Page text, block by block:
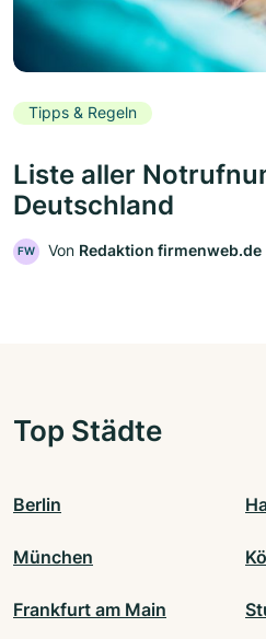
Tipps & Regeln
Liste aller
Deutschland
FW Von Redaktion firmenweb.de
Top Städte
Berlin
München
Frankfurt am Main